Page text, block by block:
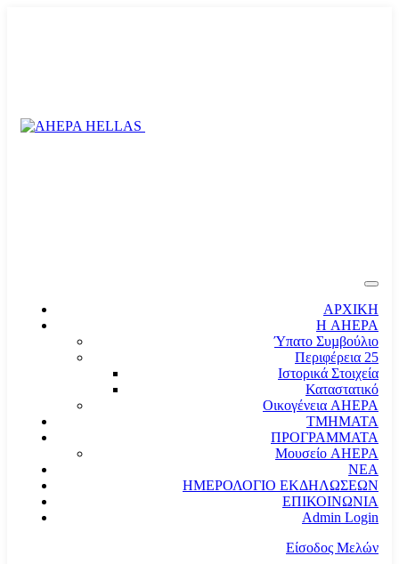
ΑΡΧΙΚΗ
Η AHEPA
Ύπατο Συµβούλιο
Περιφέρεια 25
Ιστορικά Στοιχεία
Καταστατικό
Οικογένεια AHEPA
ΤΜΗΜΑΤΑ
ΠΡΟΓΡΑΜΜΑΤΑ
Μουσείο AHEPA
ΝΕΑ
ΗΜΕΡΟΛΟΓΙΟ ΕΚΔΗΛΩΣΕΩΝ
ΕΠΙΚΟΙΝΩΝΙΑ
Admin Login
Είσοδος Μελών